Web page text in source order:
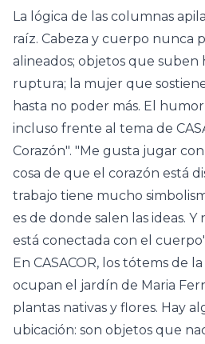
La lógica de las columnas
raíz. Cabeza y cuerpo nunca
alineados; objetos que suben
ruptura; la mujer que
hasta no poder más. El
incluso frente al tema de
Corazón". "Me gusta jugar con
cosa de que el corazón está
trabajo tiene mucho
es de donde salen las ideas. Y
está conectada con el
En CASACOR, los tótems de
ocupan el jardín de Maria
plantas nativas y flores. Hay
ubicación: son objetos que